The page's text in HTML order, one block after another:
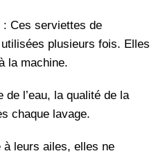
: Ces serviettes de
plusieurs fois. Elles
la machine.
de l’eau, la qualité de la
chaque lavage.
à leurs ailes, elles ne